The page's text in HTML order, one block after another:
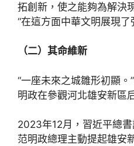
拓創新，使之能夠為解決
“在這方面中華文明展現了
（二）其命維新
“一座未來之城雛形初顯
明政在參觀河北雄安新區
2023年12月，習近平總書
范明政總理主動提起雄安